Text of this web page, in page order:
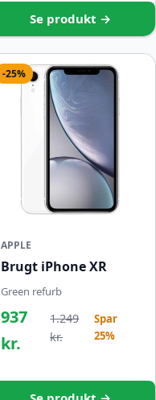
Se produkt →
-25%
APPLE
Brugt iPhone XR
Green refurb
937
kr.
1.249
kr.
Spar
25%